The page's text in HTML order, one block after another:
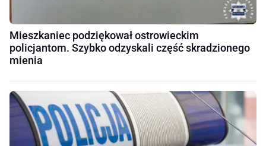
Mieszkaniec podziękował ostrowieckim
policjantom. Szybko odzyskali część skradzionego
mienia